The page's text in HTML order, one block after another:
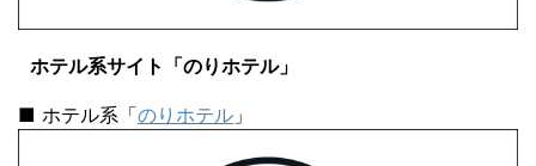
ホテル系サイト「のりホテル」
■ ホテル系「のりホテル 」